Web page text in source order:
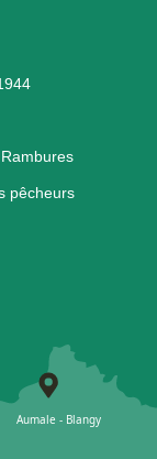
pêcheurs